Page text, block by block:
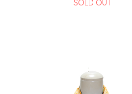
SOLD OUT